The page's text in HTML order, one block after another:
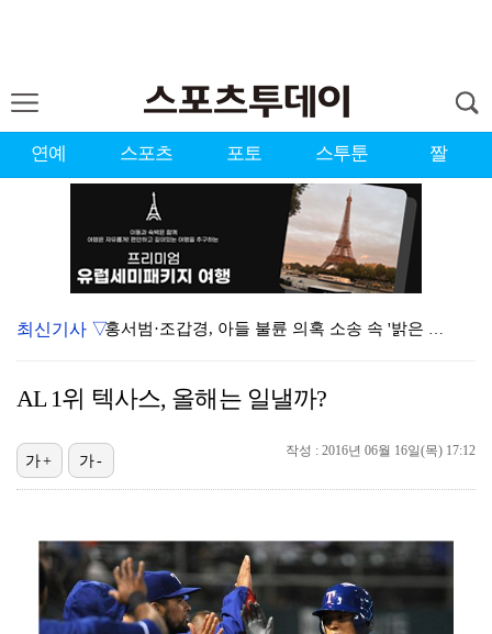
연예 스포츠 포토 스투툰 짤
홍서범·조갑경, 아들 불륜 의혹 소송 속 '밝은 근황'…
[ST포토] 박현경, 힘찬 세컨샷
[ST포토] 문정민, 힘찬 티샷
'조폭 연루설 부인' 조세호, 8개월 만에 SNS 업로…
[ST포토] 고지우, 신중한 퍼팅
최신기사 ▽
AL 1위 텍사스, 올해는 일낼까?
작성 : 2016년 06월 16일(목) 17:12
가+ 가-